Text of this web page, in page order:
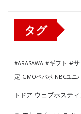
タグ
#ARASAWA #ギフト #
定 GMOペパボ NBCユニ
トドア ウェブホステ